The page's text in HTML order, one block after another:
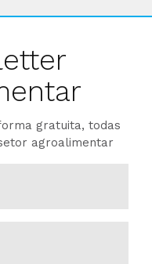
gratuita, todas
agroalimentar